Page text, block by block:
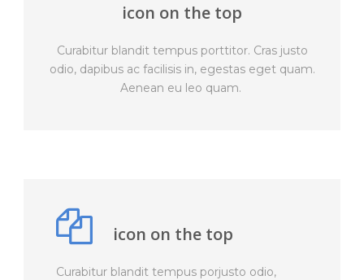
icon on the top
Curabitur blandit tempus porttitor. Cras justo
odio, dapibus ac facilisis in, egestas eget quam.
Aenean eu leo quam.
icon on the top
Curabitur blandit tempus porjusto odio,